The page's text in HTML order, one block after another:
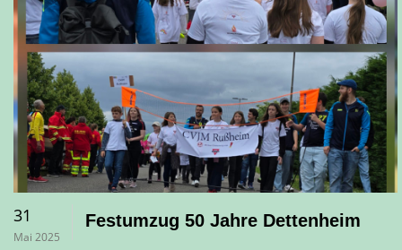
31
Mai 2025
Festumzug 50 Jahre Dettenheim